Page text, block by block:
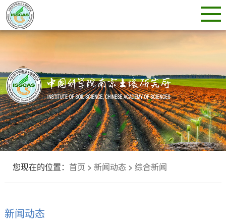
您现在的位置： 首页 > 新闻动态> 综合新闻
新闻动态